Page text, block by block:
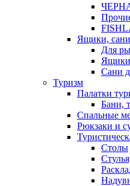
Ящики,
Для
Ящики
Сани
Туризм
Палатки
Бани,
Спальные
Рюкзаки и
Столы